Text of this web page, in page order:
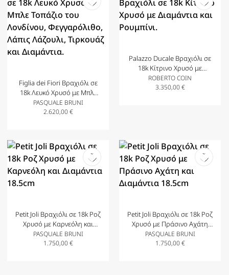
Figlia dei Fiori Βραχιόλι σε
18k Λευκό Χρυσό με Μπλε
Τοπάζιο του Λονδίνου,
Φεγγαρόλιθο, Λάπις
PASQUALE BRUNI
2.620,00€
Palazzo Ducale Βραχιόλι σε
18k Κίτρινο Χρυσό με
Διαμάντια και Ρουμπίνι.
ROBERTO COIN
3.350,00€
Petit Joli Βραχιόλι σε 18k Ροζ
Χρυσό με Καρνεόλη και
Διαμάντια 18.5cm
PASQUALE BRUNI
1.750,00€
Petit Joli Βραχιόλι σε 18k Ροζ
Χρυσό με Πράσινο Αχάτη
και Διαμάντια 18.5cm
PASQUALE BRUNI
1.750,00€